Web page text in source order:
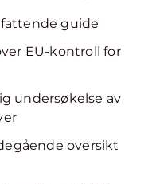
guide
EU-kontroll for
undersøkelse av
oversikt